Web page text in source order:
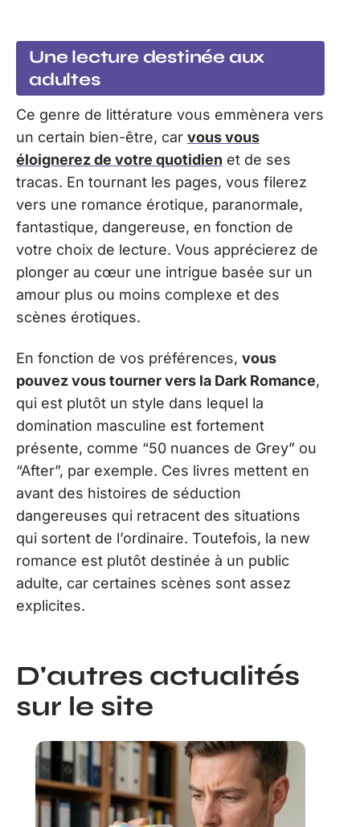
Une lecture destinée aux
adultes
Ce genre de littérature vous emmènera vers
un certain bien-être, car vous vous
éloignerez de votre quotidien et de ses
tracas. En tournant les pages, vous filerez
vers une romance érotique, paranormale,
fantastique, dangereuse, en fonction de
votre choix de lecture. Vous apprécierez de
plonger au cœur une intrigue basée sur un
amour plus ou moins complexe et des
scènes érotiques.
En fonction de vos préférences, vous
pouvez vous tourner vers la Dark Romance,
qui est plutôt un style dans lequel la
domination masculine est fortement
présente, comme “50 nuances de Grey” ou
“After”, par exemple. Ces livres mettent en
avant des histoires de séduction
dangereuses qui retracent des situations
qui sortent de l’ordinaire. Toutefois, la new
romance est plutôt destinée à un public
adulte, car certaines scènes sont assez
explicites.
D'autres actualités
sur le site